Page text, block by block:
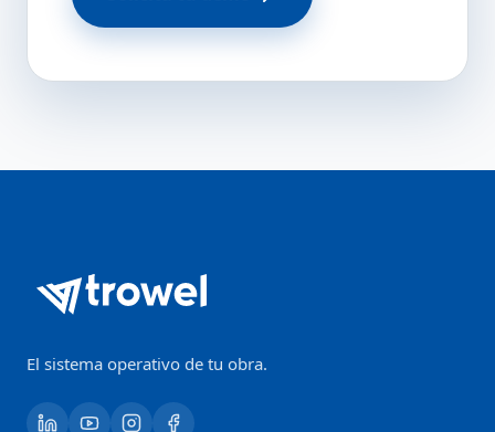
El sistema operativo de tu obra.